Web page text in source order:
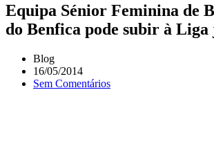
Equipa Sénior Feminina de
do Benfica pode subir à Liga
Blog
16/05/2014
Sem Comentários